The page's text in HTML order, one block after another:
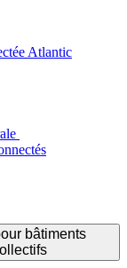
Atlantic
bâtiments